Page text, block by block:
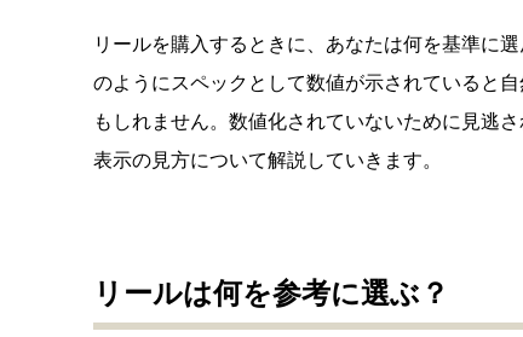
リールを購入するときに、あなたは何を基準に
のようにスペックとして数値が示されていると
もしれません。数値化されていないために見逃
表示の見方について解説していきます。
リールは何を参考に選ぶ？